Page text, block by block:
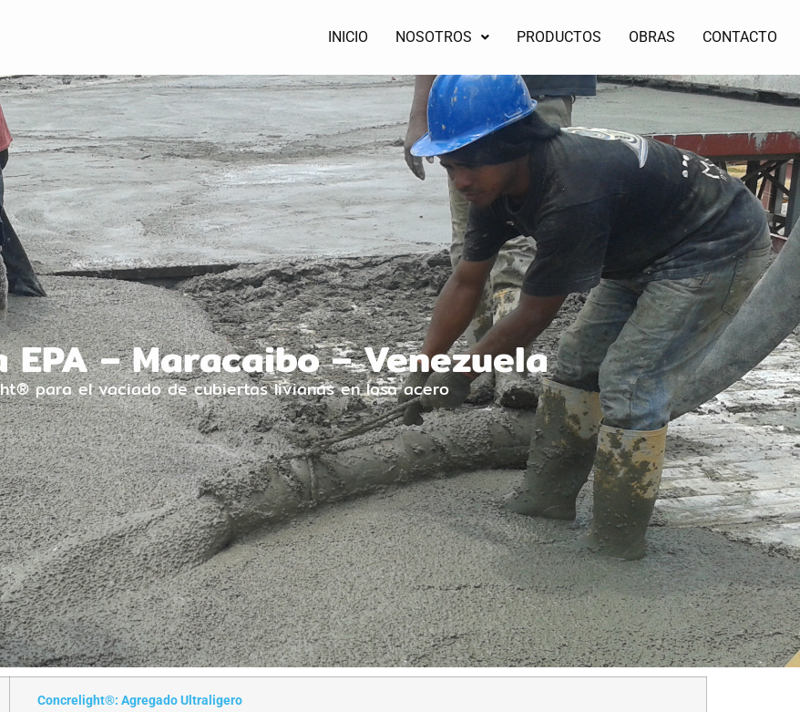
INICIO NOSOTROS PRODUCTOS OBRAS CONTACTO
– Maracaibo – Venezuela
para el vaciado de cubiertas livianas en losa acero
Concrelight®: Agregado Ultraligero